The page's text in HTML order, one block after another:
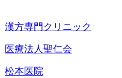
漢方専門クリニック
医療法人聖仁会
松本医院